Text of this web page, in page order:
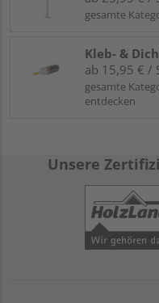
gesamte
Kleb- &
ab 15,95 € /
gesamte
entdecken
Unsere